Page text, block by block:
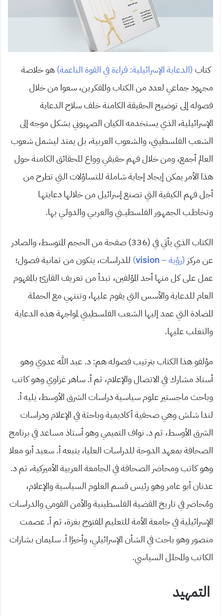
كتاب(الدعاية الإسرائيلية: قراءة في القوة الناعمة)هو خلاصة
مجهود جماعي لعدد من الكتاب والمفكرين، سعوا من خلال
فصوله إلى توضيح الحقيقة الكامنة خلف سلاح الدعاية
الإسرائيلية، الذي يستخدمه الكيان الصهيوني بشكل موجه إلى
الشعب الفلسطيني، والشعوب العربية، بل يمتد ليشمل شعوب
العالم أجمع، ومن خلال فهم حقيقي وواع للحقائق الكامنة حول
هذا الأمر يمكن إيجاد إجابة شاملة للتساؤلات التي تطرح من
أجل فهم الكيفية التي تصنع إسرائيل من خلالها دعايتهـا
وتخاطـب الجمهـور الفلسطيــني والعربـي والدولـي بها.
الكتاب الذي يأتي في (336) صفحة من الحجم المتوسط، والصادر
عن مركز (رؤية –vision
) للدراسات، يتكون من ثمانية فصول؛
عمل على كل منها أحد المؤلفين، تبدأ من تعريف القارئ بالمفهوم
العام للدعاية والأسس التي يقوم عليها، وتنتهي مع الحملة
المضادة التي عمد إليها الشعب الفلسطيني لمواجهة هذه الدعاية
والتغلب عليها.
مؤلفو هذا الكتاب بترتيب فصوله هم: د. عبد الله عدوي وهو
أستاذ مشارك في الاتصال والإعلام، ثم أ. ساهر غزاوي وهو كاتب
وباحث ماجستير علوم سياسية دراسات الشرق الأوسط، يليه أ.
لندا شلش وهي صحفية أكاديمية وباحثة في الإعلام ودراسات
الشرق الأوسط، ثم د. نواف التميمي وهو أستاذ مساعد في برنامج
الصحافة بمعهد الدوحة للدراسات العليا، يتبعه أ. سعيد أبو معلا
وهو كاتب ومحاضر الصحافة في الجامعة العربية الأميركية، ثم د.
عدنان أبو عامر وهو رئيس قسم العلوم السياسية والإعلام،
ومُحاضر في تاريخ القضية الفلسطينية والأمن القومي والدراسات
الإسرائيلية في جامعة الأمة للتعليم المفتوح بغزة، ثم أ. عصمت
منصور وهو باحث في الشأن الإسرائيلي، وأخيرًا أ. سليمان بشارات
الكاتب والمحلل السياسي.
التمهيد